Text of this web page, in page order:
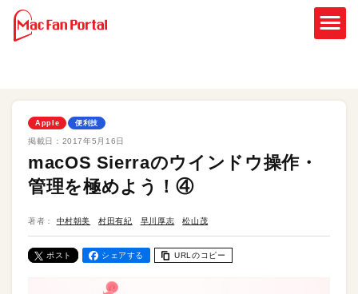
Apple 便利技
掲載日： 2017年5月16日
macOS Sierraのウインドウ操作・
管理を極めよう！④
著者： 中村朝美 村田有紀 早川厚志 松山茂
ポスト シェアする URLのコピー